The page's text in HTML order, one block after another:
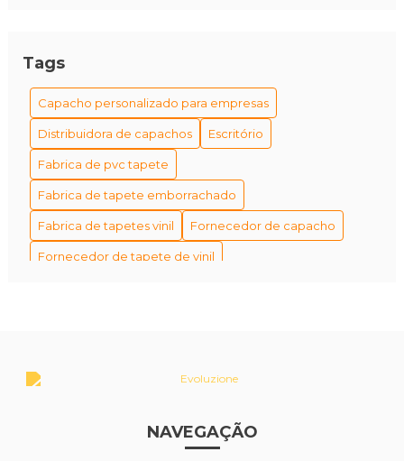
Tags
Capacho personalizado para empresas
Distribuidora de capachos Escritório
Fabrica de pvc tapete
Fabrica de tapete emborrachado
Fabrica de tapetes vinil Fornecedor de capacho
Fornecedor de tapete de vinil
Fábrica de tapetes e capachos personalizados
Industria de tapete Melhor tapete para piso elevador
NAVEGAÇÃO